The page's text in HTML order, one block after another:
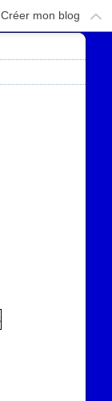
Créer mon blog